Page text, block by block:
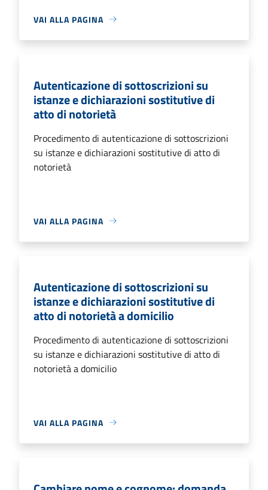
VAI ALLA PAGINA
Autenticazione di sottoscrizioni su
istanze e dichiarazioni sostitutive di
atto di notorietà
Procedimento di autenticazione di sottoscrizioni
su istanze e dichiarazioni sostitutive di atto di
notorietà
VAI ALLA PAGINA
Autenticazione di sottoscrizioni su
istanze e dichiarazioni sostitutive di
atto di notorietà a domicilio
Procedimento di autenticazione di sottoscrizioni
su istanze e dichiarazioni sostitutive di atto di
notorietà a domicilio
VAI ALLA PAGINA